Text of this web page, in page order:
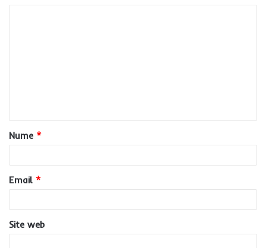
a
r
u
*
Nume *
Email *
Site web